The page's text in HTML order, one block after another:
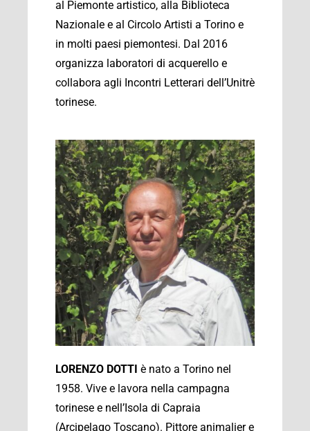
al Piemonte artistico, alla Biblioteca
Nazionale e al Circolo Artisti a Torino e
in molti paesi piemontesi. Dal 2016
organizza laboratori di acquerello e
collabora agli Incontri Letterari dell’Unitrè
torinese.
LORENZO DOTTI è nato a Torino nel
1958. Vive e lavora nella campagna
torinese e nell’Isola di Capraia
(Arcipelago Toscano). Pittore animalier e